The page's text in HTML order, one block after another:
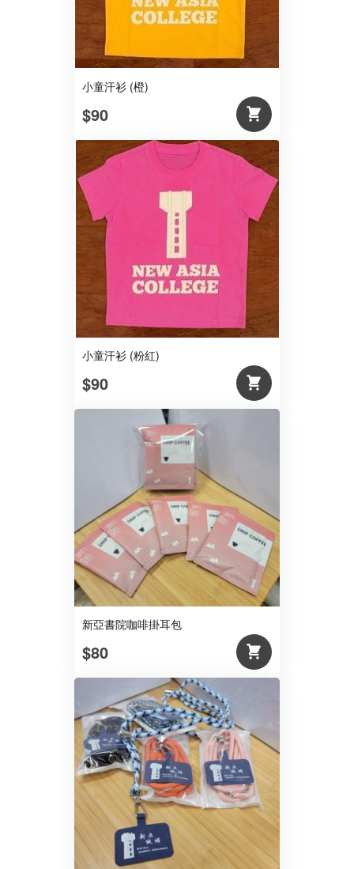
小童汗衫 (橙)
$90
小童汗衫 (粉紅)
$90
新亞書院咖啡掛耳包
$80